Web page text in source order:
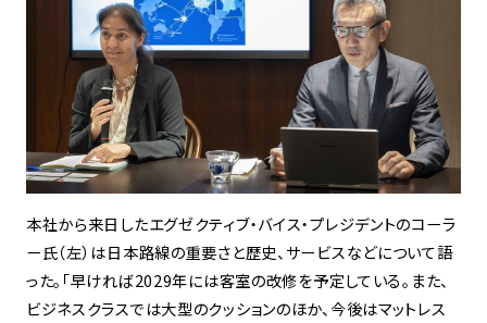
本社から来日したエグゼクティブ・バイス・プレジデントのコーラ
ー氏（左）は日本路線の重要さと歴史、サービスなどについて語
った。「早ければ2029年には客室の改修を予定している。また、
ビジネスクラスでは大型のクッションのほか、今後はマットレス